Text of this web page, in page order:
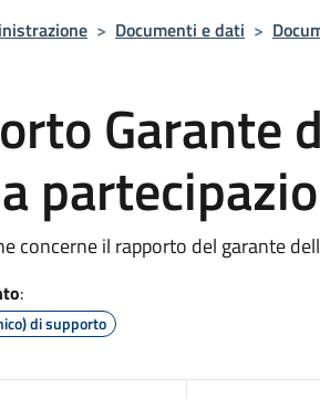
> Documenti e dati >
Garante
concerne il rapporto del garante
:
di supporto